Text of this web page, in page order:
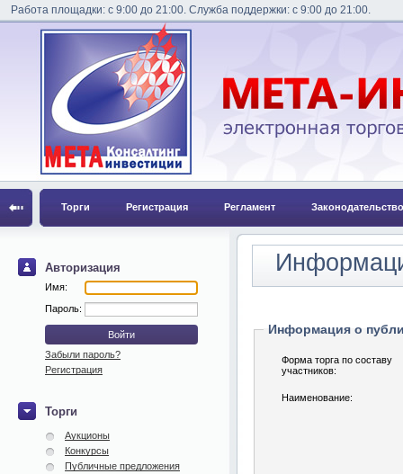
Работа площадки: с 9:00 до 21:00. Служба поддержки: с 9:00 до 21:00.
Торги Регистрация Регламент Законодательство
Авторизация
Имя:
Пароль:
Забыли пароль?
Регистрация
Торги
Аукционы
Конкурсы
Публичные предложения
Информация о
Форма торга по составу
участников:
Наименование: